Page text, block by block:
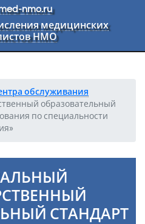
nmo.ru
медицинских
НМО
обслуживания
образовательный
по специальности
СТАНДАРТ